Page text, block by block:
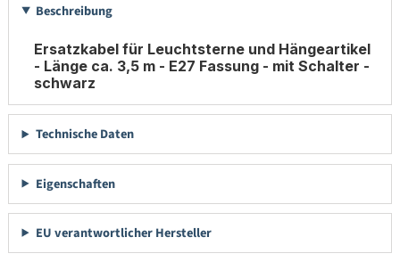
Beschreibung
Ersatzkabel für Leuchtsterne und Hängeartikel
- Länge ca. 3,5 m - E27 Fassung - mit Schalter -
schwarz
Technische Daten
Eigenschaften
EU verantwortlicher Hersteller